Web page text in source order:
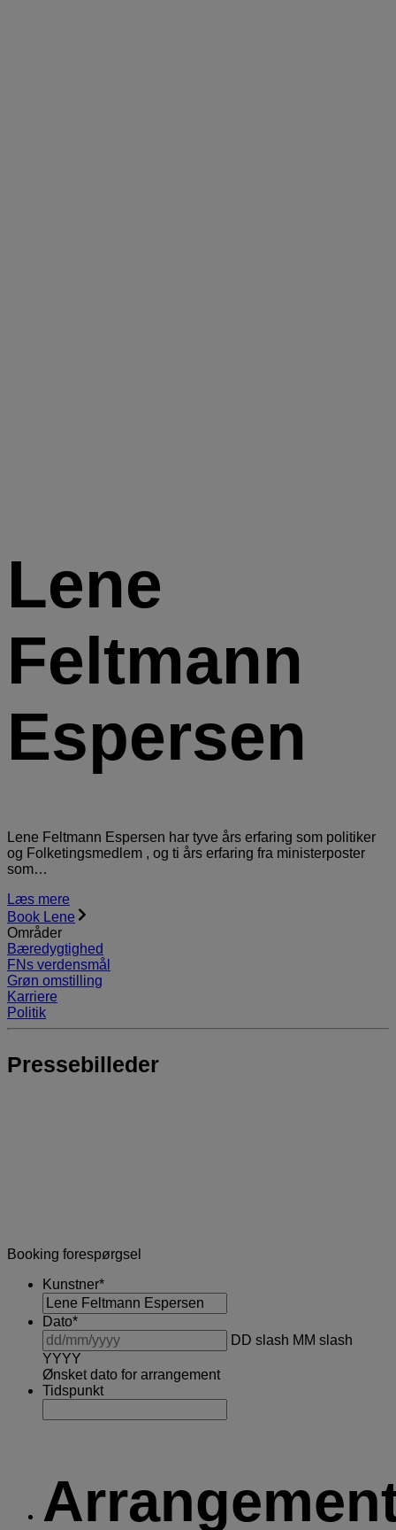
Lene
Feltmann
Espersen
Lene Feltmann Espersen har tyve års erfaring som politiker
og Folketingsmedlem , og ti års erfaring fra ministerposter
som…
Læs mere
Book Lene
Områder
Bæredygtighed
FNs verdensmål
Grøn omstilling
Karriere
Politik
Pressebilleder
Booking forespørgsel
Kunstner*
Dato*
DD slash MM slash
YYYY
Ønsket dato for arrangement
Tidspunkt